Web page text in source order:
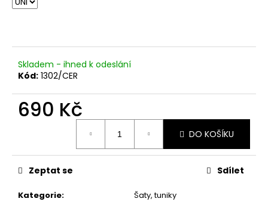
Skladem - ihned k odeslání
Kód: 1302/CER
690 Kč
DO KOŠÍKU
Kategorie: Šaty, tuniky
Zeptat se Sdílet